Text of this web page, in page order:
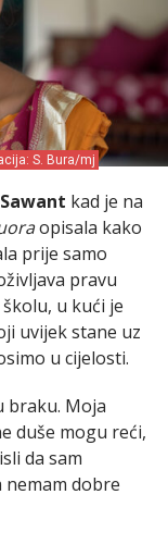
S. Bura/mj
kad je na
opisala kako
prije samo
pravu
u kući je
uvijek stane uz
u cijelosti.
braku. Moja
duše mogu reći,
da sam
nemam dobre